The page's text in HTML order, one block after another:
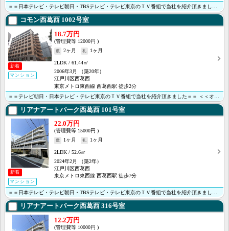
コモン西葛西 1002号室
新着
マンション
18.7万円
12000円
2ヶ月
1ヶ月
2LDK
61.44㎡
2006年3月
（築20年）
江戸川区西葛西
東京メトロ東西線 西葛西駅 徒歩2分
リアナアートパーク西葛西 101号室
新着
マンション
22.0万円
15000円
1ヶ月
1ヶ月
2LDK
52.6㎡
2024年2月
（築2年）
江戸川区西葛西
東京メトロ東西線 西葛西駅 徒歩7分
リアナアートパーク西葛西 316号室
12.2万円
10000円